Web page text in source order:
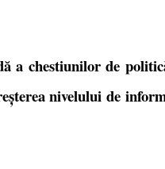
a chestiunilor de
nivelului de